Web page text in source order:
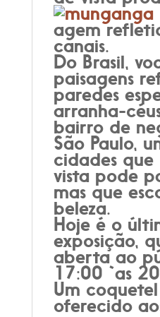
agem
canais.
Do Brasil,
paisagens
paredes
arranha-
bairro de
São Paulo,
cidades
vista pode
mas que
beleza.
Hoje é o
exposição,
aberta ao
17:00 `as
Um
oferecido